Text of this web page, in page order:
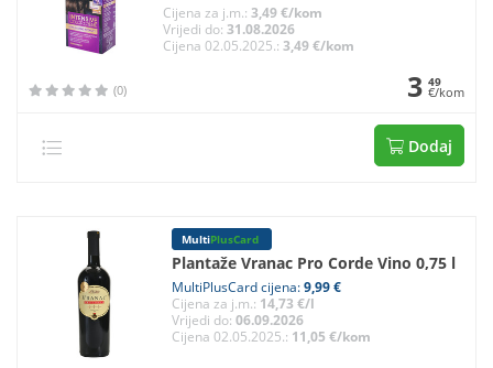
Cijena za j.m.: 3,49 €/kom
Vrijedi do: 31.08.2026
Cijena 02.05.2025.: 3,49 €/kom
(0) 3 49
€/kom
Dodaj
MultiPlusCard
Plantaže Vranac Pro Corde Vino 0,75 l
MultiPlusCard cijena:9,99 €
Cijena za j.m.: 14,73 €/l
Vrijedi do: 06.09.2026
Cijena 02.05.2025.: 11,05 €/kom